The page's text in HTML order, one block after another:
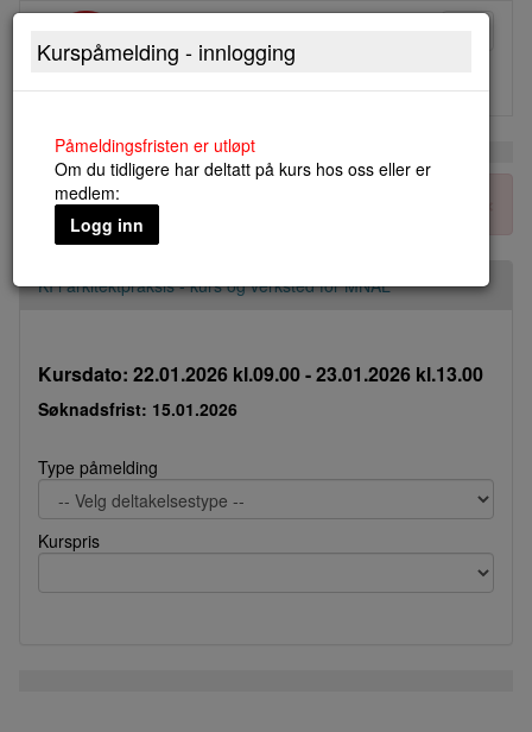
Kun medlemmer kan melde seg på dette kurset.
KI i arkitektpraksis - kurs og verksted for MNAL
Kursdato: 22.01.2026 kl.09.00 - 23.01.2026 kl.13.00
Søknadsfrist: 15.01.2026
Type påmelding
Kurspris
Kurspåmelding - innlogging
Påmeldingsfristen er utløpt
Om du tidligere har deltatt på kurs hos oss eller er
medlem:
Logg inn